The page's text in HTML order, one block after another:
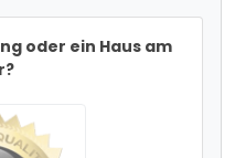
oder ein Haus am